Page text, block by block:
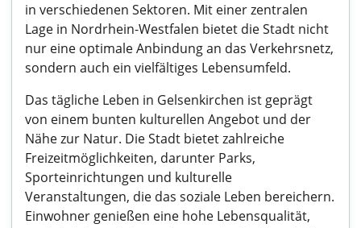
in verschiedenen Sektoren. Mit einer zentralen
Lage in Nordrhein-Westfalen bietet die Stadt nicht
nur eine optimale Anbindung an das Verkehrsnetz,
sondern auch ein vielfältiges Lebensumfeld.
Das tägliche Leben in Gelsenkirchen ist geprägt
von einem bunten kulturellen Angebot und der
Nähe zur Natur. Die Stadt bietet zahlreiche
Freizeitmöglichkeiten, darunter Parks,
Sporteinrichtungen und kulturelle
Veranstaltungen, die das soziale Leben bereichern.
Einwohner genießen eine hohe Lebensqualität,